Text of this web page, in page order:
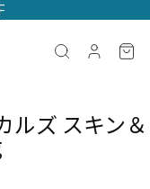
ルズ スキン＆